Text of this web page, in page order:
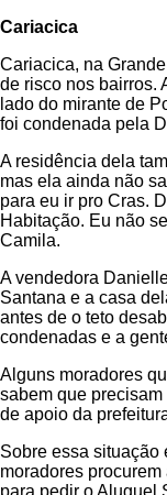
Cariacica
Cariacica, na
de risco nos bairros.
lado do mirante de
foi condenada pela
A residência dela
mas ela ainda não
para eu ir pro Cras.
Habitação. Eu não
Camila.
A vendedora
Santana e a casa
antes de o teto
condenadas e a
Alguns moradores
sabem que
de apoio da
Sobre essa situação
moradores
para pedir o Aluguel